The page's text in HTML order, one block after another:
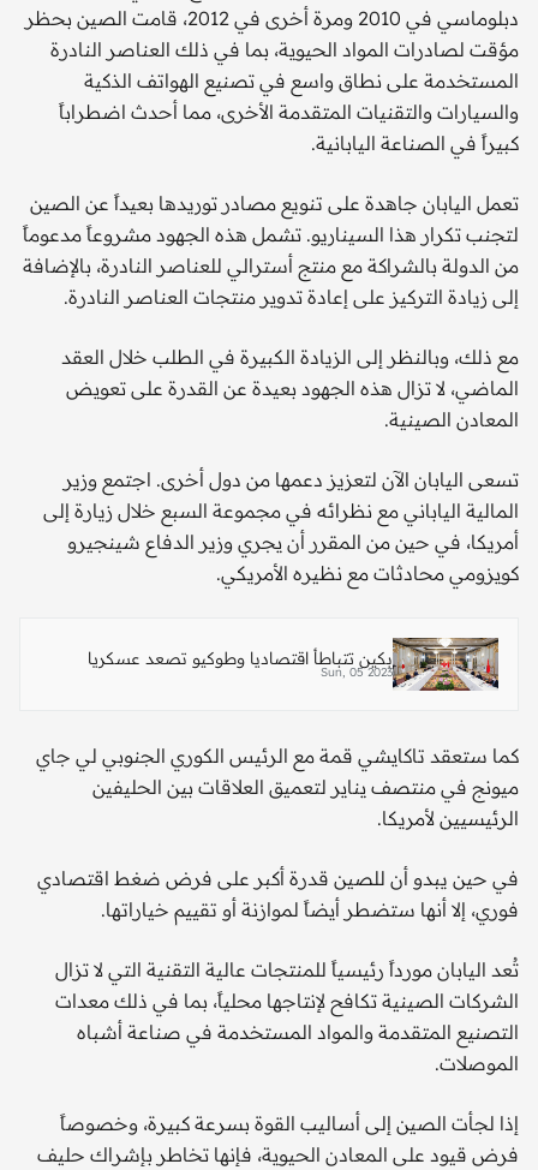
دبلوماسي في 2010 ومرة أخرى في 2012، قامت الصين بحظر
مؤقت لصادرات المواد الحيوية، بما في ذلك العناصر النادرة
المستخدمة على نطاق واسع في تصنيع الهواتف الذكية
والسيارات والتقنيات المتقدمة الأخرى، مما أحدث اضطراباً
كبيراً في الصناعة اليابانية.
تعمل اليابان جاهدة على تنويع مصادر توريدها بعيداً عن الصين
لتجنب تكرار هذا السيناريو. تشمل هذه الجهود مشروعاً مدعوماً
من الدولة بالشراكة مع منتج أسترالي للعناصر النادرة، بالإضافة
إلى زيادة التركيز على إعادة تدوير منتجات العناصر النادرة.
مع ذلك، وبالنظر إلى الزيادة الكبيرة في الطلب خلال العقد
الماضي، لا تزال هذه الجهود بعيدة عن القدرة على تعويض
المعادن الصينية.
تسعى اليابان الآن لتعزيز دعمها من دول أخرى. اجتمع وزير
المالية الياباني مع نظرائه في مجموعة السبع خلال زيارة إلى
أمريكا، في حين من المقرر أن يجري وزير الدفاع شينجيرو
كويزومي محادثات مع نظيره الأمريكي.
بكين تتباطأ اقتصاديا وطوكيو تصعد عسكريا
Sun, 05 2023
كما ستعقد تاكايشي قمة مع الرئيس الكوري الجنوبي لي جاي
ميونج في منتصف يناير لتعميق العلاقات بين الحليفين
الرئيسيين لأمريكا.
في حين يبدو أن للصين قدرة أكبر على فرض ضغط اقتصادي
فوري، إلا أنها ستضطر أيضاً لموازنة أو تقييم خياراتها.
تُعد اليابان مورداً رئيسياً للمنتجات عالية التقنية التي لا تزال
الشركات الصينية تكافح لإنتاجها محلياً، بما في ذلك معدات
التصنيع المتقدمة والمواد المستخدمة في صناعة أشباه
الموصلات.
إذا لجأت الصين إلى أساليب القوة بسرعة كبيرة، وخصوصاً
فرض قيود على المعادن الحيوية، فإنها تخاطر بإشراك حليف